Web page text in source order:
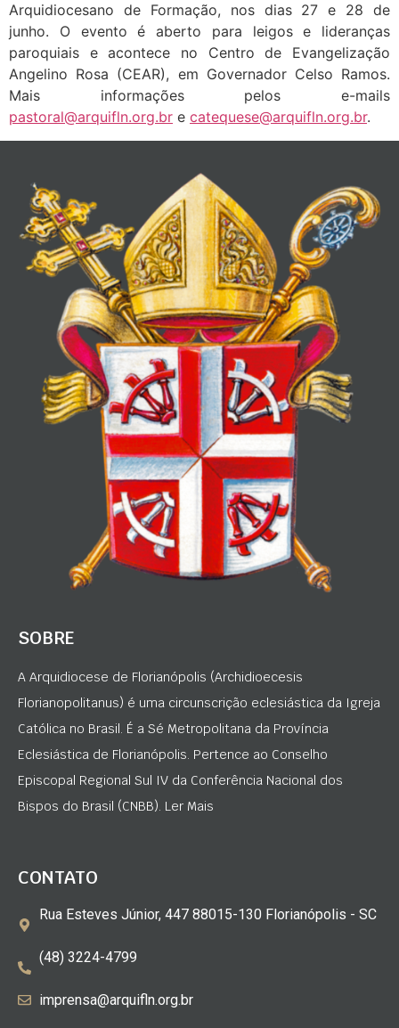
Arquidiocesano de Formação, nos dias 27 e 28 de
junho. O evento é aberto para leigos e lideranças
paroquiais e acontece no Centro de Evangelização
Angelino Rosa (CEAR), em Governador Celso Ramos.
Mais informações pelos e-mails
pastoral@arquifln.org.br e catequese@arquifln.org.br.
SOBRE
A Arquidiocese de Florianópolis (Archidioecesis
Florianopolitanus) é uma circunscrição eclesiástica da Igreja
Católica no Brasil. É a Sé Metropolitana da Província
Eclesiástica de Florianópolis. Pertence ao Conselho
Episcopal Regional Sul IV da Conferência Nacional dos
Bispos do Brasil (CNBB). Ler Mais
CONTATO
Rua Esteves Júnior, 447 88015-130 Florianópolis - SC
(48) 3224-4799
imprensa@arquifln.org.br